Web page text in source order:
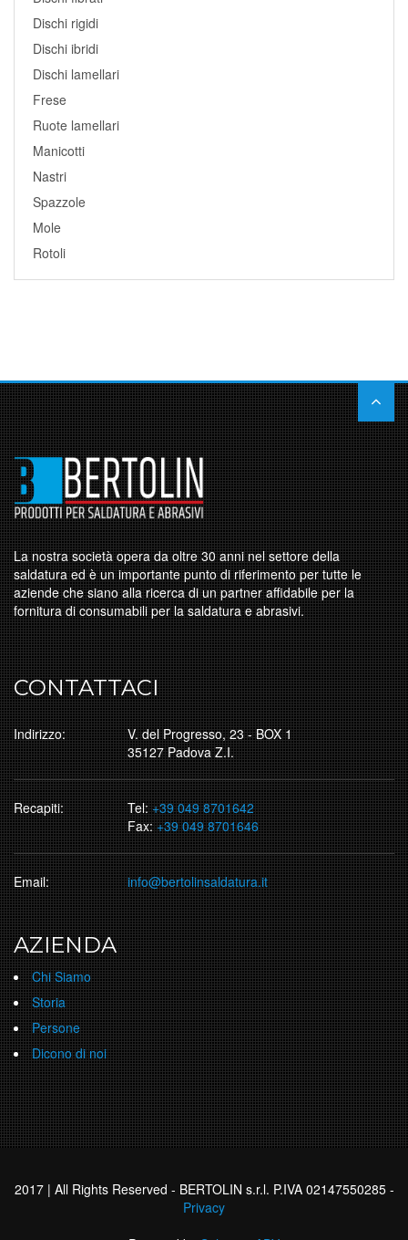
Dischi rigidi
Dischi ibridi
Dischi lamellari
Frese
Ruote lamellari
Manicotti
Nastri
Spazzole
Mole
Rotoli
La nostra società opera da oltre 30 anni nel settore della
saldatura ed è un importante punto di riferimento per tutte le
aziende che siano alla ricerca di un partner affidabile per la
fornitura di consumabili per la saldatura e abrasivi.
CONTATTACI
Indirizzo:
V. del Progresso, 23 - BOX 1
35127 Padova Z.I.
Recapiti: Tel:+39 049 8701642
Fax:+39 049 8701646
Email: info@bertolinsaldatura.it
AZIENDA
Chi Siamo
Storia
Persone
Dicono di noi
2017 | All Rights Reserved - BERTOLIN s.r.l. P.IVA 02147550285 -
Privacy